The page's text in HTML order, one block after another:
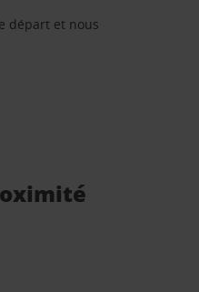
départ et nous